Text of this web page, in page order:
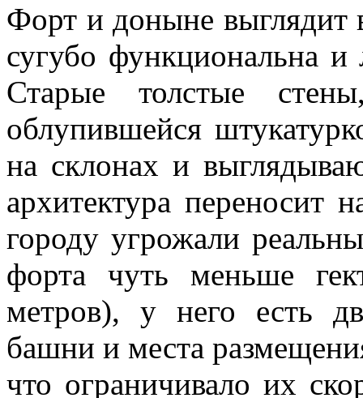
Форт и доныне выглядит
сугубо функциональна
Старые толстые
облупившейся
на склонах и
архитектура переносит
городу угрожали
форта чуть меньше
метров), у него есть
башни и места
что ограничивало их